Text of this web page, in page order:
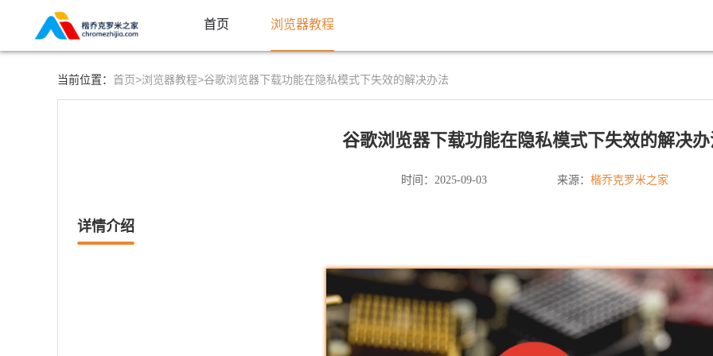
首页 浏览器教程
当前位置： 首页>浏览器教程>谷歌浏览器下载功能在隐私模式下失效的解决办法
谷歌浏览器下载功能在隐私模式下失效的解决
时间：2025-09-03 来源： 楷乔克罗米之家
详情介绍